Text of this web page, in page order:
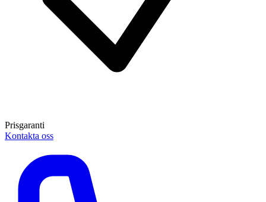
Prisgaranti
Kontakta oss